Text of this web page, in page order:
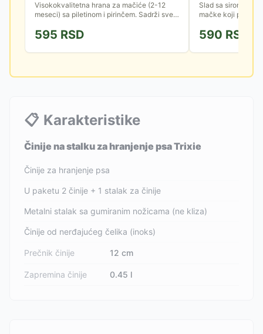
Visokokvalitetna hrana za mačiće (2-12
meseci) sa piletinom i pirinčem. Sadrži sve
mačaka. Pakovanje...
595 RSD
Slad sa sirom i
mačke koji
digestivnom
590 RSD
📋 Karakteristike
Činije na stalku za hranjenje psa Trixie
Činije za hranjenje psa
U paketu 2 činije + 1 stalak za činije
Metalni stalak sa gumiranim nožicama (ne kliza)
Činije od nerđajućeg čelika (inoks)
Prečnik činije 12 cm
Zapremina činije 0.45 l